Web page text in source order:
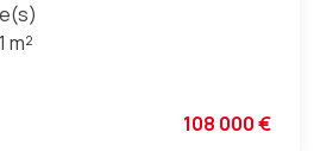
m²
108 000 €